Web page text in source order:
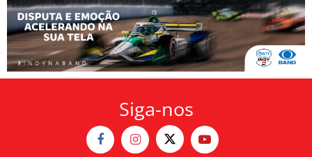
Siga-nos